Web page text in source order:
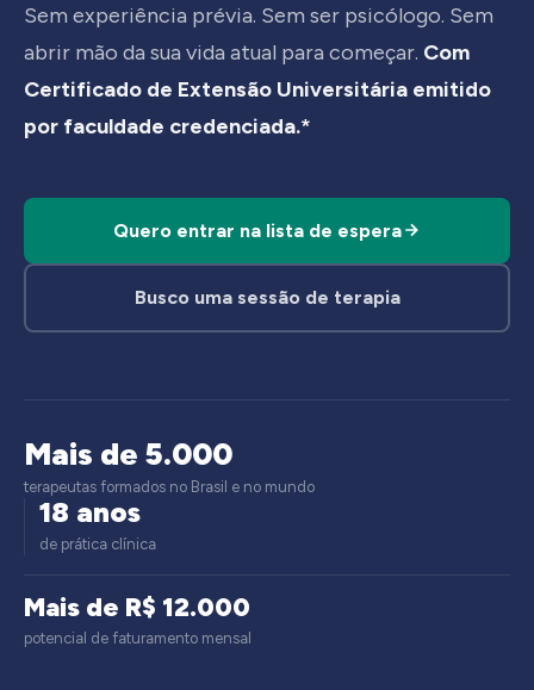
Sem experiência prévia. Sem ser psicólogo. Sem
abrir mão da sua vida atual para começar. Com
Certificado de Extensão Universitária emitido
por faculdade credenciada.*
Quero entrar na lista de espera
Busco uma sessão de terapia
Mais de 5.000
terapeutas formados no Brasil e no mundo
18 anos
de prática clínica
Mais de R$ 12.000
potencial de faturamento mensal